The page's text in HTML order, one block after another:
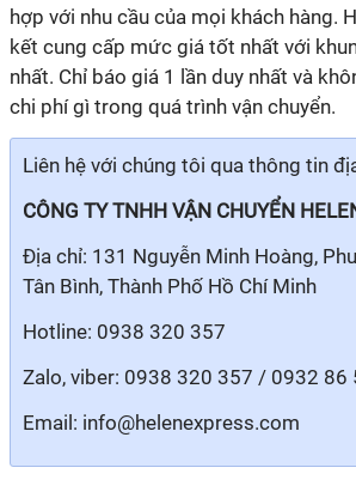
hợp với nhu cầu của mọi khách hàng.
kết cung cấp mức giá tốt nhất với
nhất. Chỉ báo giá 1 lần duy nhất và
chi phí gì trong quá trình vận chuyển.
Liên hệ với chúng tôi qua thông tin
CÔNG TY TNHH VẬN CHUYỂN
Địa chỉ: 131 Nguyễn Minh Hoàng,
Tân Bình, Thành Phố Hồ Chí Minh
Hotline: 0938 320 357
Zalo, viber: 0938 320 357 / 0932 86
Email: info@helenexpress.com